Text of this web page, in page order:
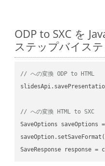
ODP to SXC を
ステップバイス
// への変換 ODP to HTML
// への変換 HTML to SXC
SaveOptions saveOptions =
saveOption.setSaveFormat(
SaveResponse response